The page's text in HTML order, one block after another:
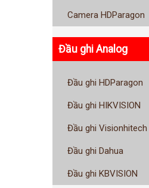
Camera HDParagon
Đầu ghi Analog
Đầu ghi HDParagon
Đầu ghi HIKVISION
Đầu ghi Visionhitech
Đầu ghi Dahua
Đầu ghi KBVISION